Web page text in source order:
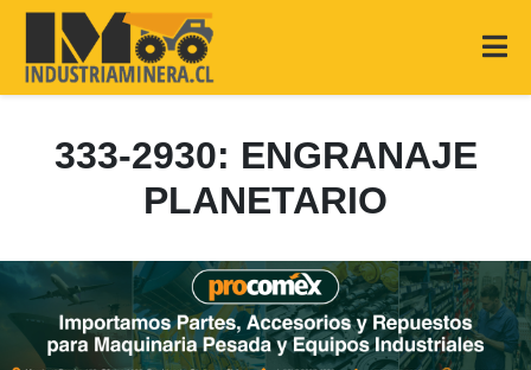
333-2930: ENGRANAJE
PLANETARIO